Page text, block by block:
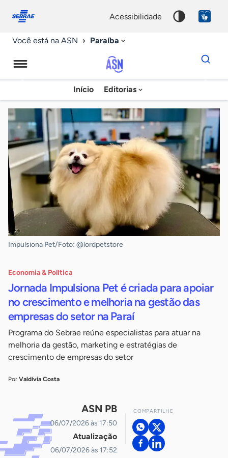
conosco
acessibilidade
Você está na ASN Paraíba
Agência
Sebrae
de
Notícias
Início Editorias
Dados
para
chave
Impulsiona Pet/Foto: @lordpetstore
Economia & Política
Jornada Impulsiona Pet é criada para apoiar
no crescimento e melhoria na gestão das
empresas do setor na Paraí
Programa do Sebrae reúne especialistas para atuar na
melhoria da gestão, marketing e estratégias de
crescimento de empresas do setor
Por Valdívia Costa
ASN PB
06/07/2026 às 17:50
Atualização
06/07/2026 às 17:52
COMPARTILHE